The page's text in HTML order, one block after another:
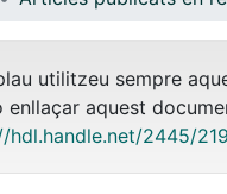
utilitzeu sempre
enllaçar aquest
hdl.handle.net/2445/